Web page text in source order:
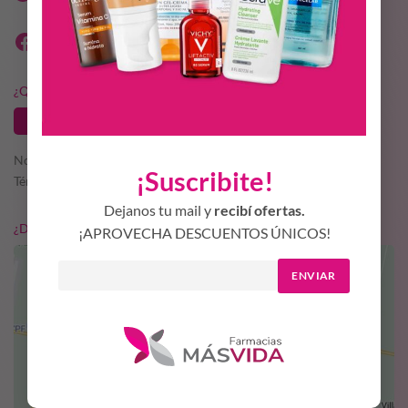
¡Suscribite!
Dejanos tu mail y recibí ofertas.
¡APROVECHA DESCUENTOS ÚNICOS!
ENVIAR
¿QUERÉS SER PARTE DE MÁS VIDA?
Nosotros
Términos y condiciones
¿DÓNDE ESTAMOS?